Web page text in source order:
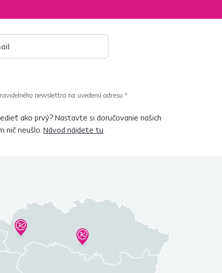
newslettra na uvedenú adresu.*
ako prvý? Nastavte si doručovanie našich
nič neušlo. Návod nájdete tu